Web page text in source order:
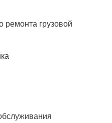
ремонта грузовой